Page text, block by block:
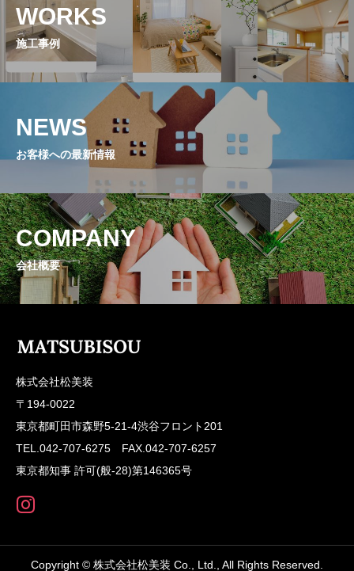
WORKS
施工事例
NEWS
お客様への最新情報
COMPANY
会社概要
株式会社松美装
〒194-0022
東京都町田市森野5-21-4渋谷フロント201
TEL.042-707-6275 FAX.042-707-6257
東京都知事 許可(般-28)第146365号
Copyright © 株式会社松美装 Co., Ltd., All Rights Reserved.